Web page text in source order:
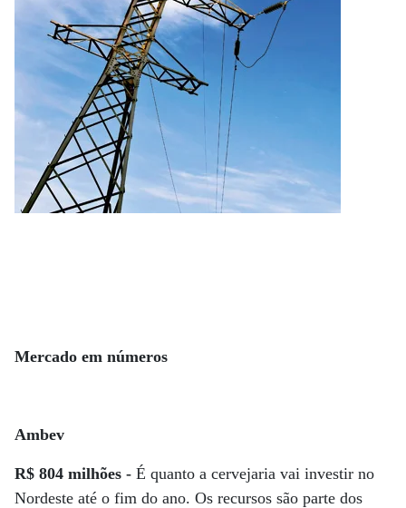
Mercado em números
Ambev
R$ 804 milhões - É quanto a cervejaria vai investir no
Nordeste até o fim do ano. Os recursos são parte dos